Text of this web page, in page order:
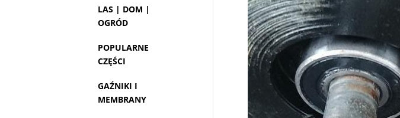
LAS | DOM |
OGRÓD
POPULARNE
CZĘŚCI
GAŹNIKI I
MEMBRANY